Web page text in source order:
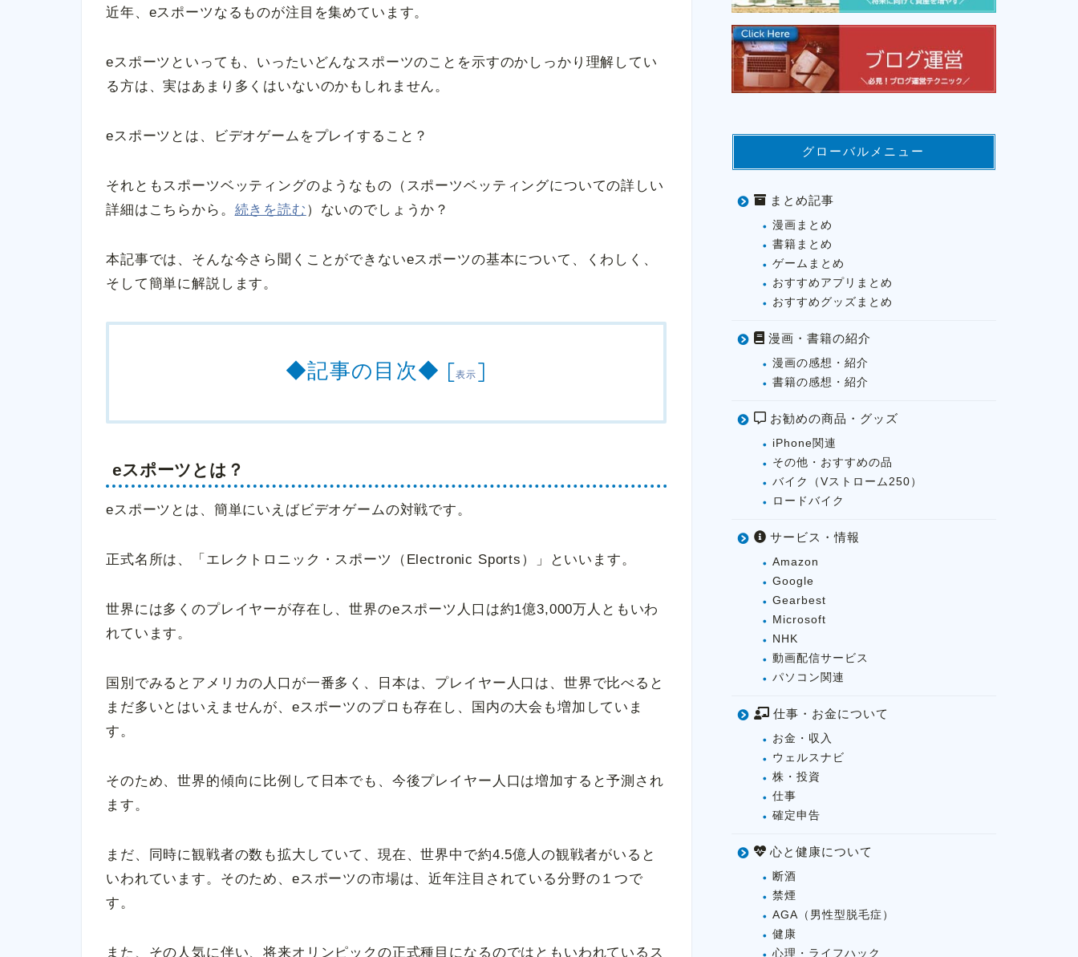
近年、eスポーツなるものが注目を集めています。
eスポーツといっても、いったいどんなスポーツのことを示すのかしっかり理解してい
る方は、実はあまり多くはいないのかもしれません。
eスポーツとは、ビデオゲームをプレイすること？
それともスポーツベッティングのようなもの（スポーツベッティングについての詳しい
詳細はこちらから。 続きを読む ）ないのでしょうか？
本記事では、そんな今さら聞くことができないeスポーツの基本について、くわしく、
そして簡単に解説します。
◆記事の目次◆ [表示 ]
eスポーツとは？
eスポーツとは、簡単にいえばビデオゲームの対戦です。
正式名所は、「エレクトロニック・スポーツ（Electronic Sports）」といいます。
世界には多くのプレイヤーが存在し、世界のeスポーツ人口は約1億3,000万人ともいわ
れています。
国別でみるとアメリカの人口が一番多く、日本は、プレイヤー人口は、世界で比べると
まだ多いとはいえませんが、eスポーツのプロも存在し、国内の大会も増加していま
す。
そのため、世界的傾向に比例して日本でも、今後プレイヤー人口は増加すると予測され
ます。
まだ、同時に観戦者の数も拡大していて、現在、世界中で約4.5億人の観戦者がいると
いわれています。そのため、eスポーツの市場は、近年注目されている分野の１つで
す。
また、その人気に伴い、将来オリンピックの正式種目になるのではともいわれているス
グローバルメニュー
まとめ記事
漫画まとめ
書籍まとめ
ゲームまとめ
おすすめアプリまとめ
おすすめグッズまとめ
漫画・書籍の紹介
漫画の感想・紹介
書籍の感想・紹介
お勧めの商品・グッズ
iPhone関連
その他・おすすめの品
バイク（Vストローム250）
ロードバイク
サービス・情報
Amazon
Google
Gearbest
Microsoft
NHK
動画配信サービス
パソコン関連
仕事・お金について
お金・収入
ウェルスナビ
株・投資
仕事
確定申告
心と健康について
断酒
禁煙
AGA（男性型脱毛症）
健康
心理・ライフハック